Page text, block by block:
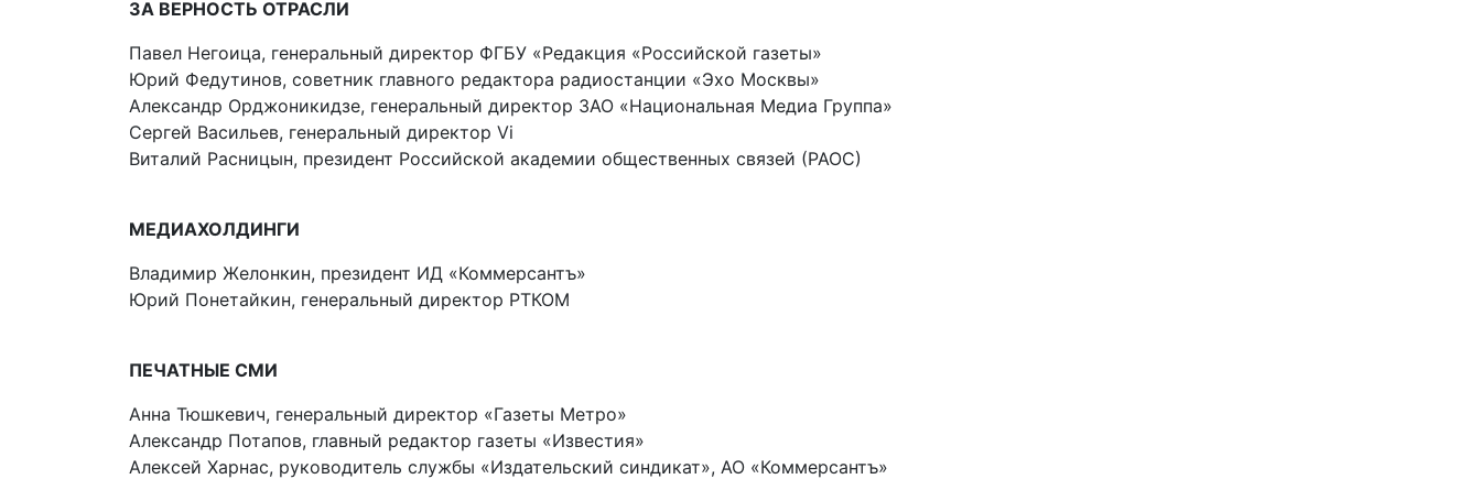
ЗА ВЕРНОСТЬ ОТРАСЛИ
Павел Негоица, генеральный директор ФГБУ «Редакция «Российской газеты»
Юрий Федутинов, советник главного редактора радиостанции «Эхо Москвы»
Александр Орджоникидзе, генеральный директор ЗАО «Национальная Медиа Группа»
Сергей Васильев, генеральный директор Vi
Виталий Расницын, президент Российской академии общественных связей (РАОС)
МЕДИАХОЛДИНГИ
Владимир Желонкин, президент ИД «Коммерсантъ»
Юрий Понетайкин, генеральный директор РТКОМ
ПЕЧАТНЫЕ СМИ
Анна Тюшкевич, генеральный директор «Газеты Метро»
Александр Потапов, главный редактор газеты «Известия»
Алексей Харнас, руководитель службы «Издательский синдикат», АО «Коммерсантъ»